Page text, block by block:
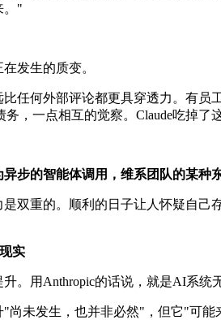
。"
发生的质变。
任何外部评论都更具穿透力。有
，一点相互的觉察。Claude吃掉
步的智能体调用，维系团队的某种
双重的。顺利的日子让人怀疑自己
实
。用Anthropic的话说，就是AI系统
未发生，也并非必然"，但它"可能